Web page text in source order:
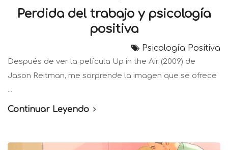
Perdida del trabajo y psicología
positiva
Psicología Positiva
Después de ver la película Up in the Air (2009) de
Jason Reitman, me sorprende la imagen que se ofrece
...
Continuar Leyendo